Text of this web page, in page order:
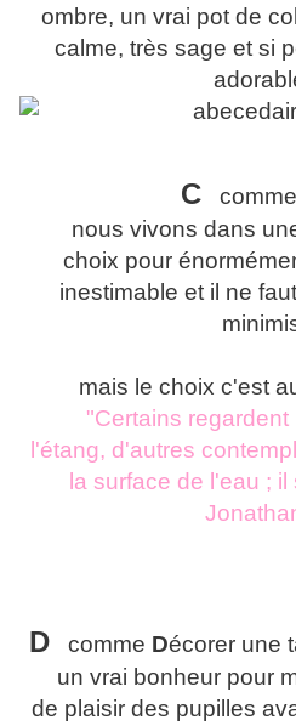
ombre, un vrai pot de
calme, très sage et si
Ccomme
nous vivons dans
choix pour
inestimable et il ne
mais le choix c'est
"Certains
l'étang, d'autres
la surface de l'eau ;
Dcomme Décorer une
un vrai bonheur pour
de plaisir des pupilles